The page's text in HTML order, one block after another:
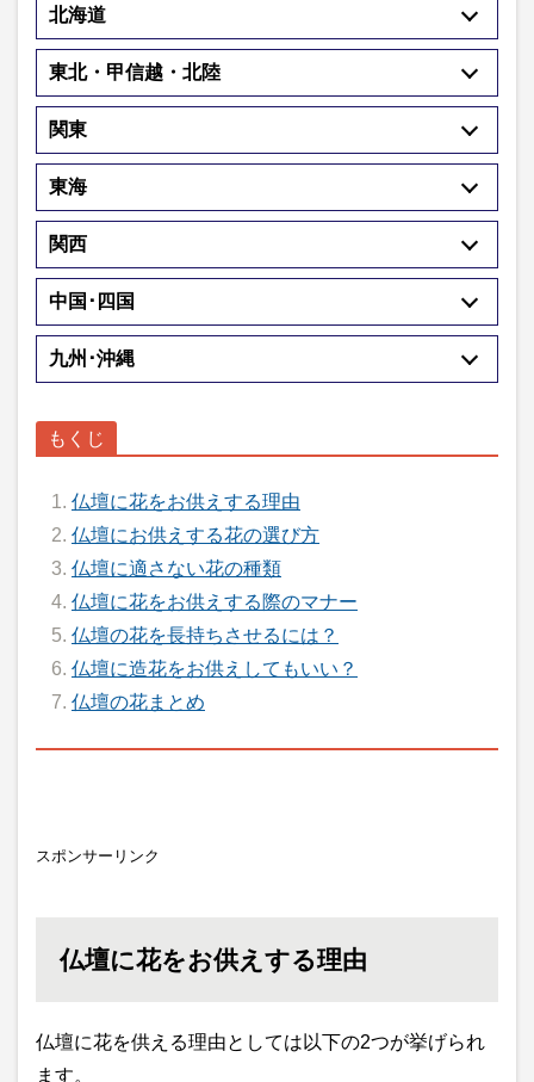
北海道
東北・甲信越・北陸
関東
東海
関西
中国･四国
九州･沖縄
仏壇に花をお供えする理由
仏壇にお供えする花の選び方
仏壇に適さない花の種類
仏壇に花をお供えする際のマナー
仏壇の花を長持ちさせるには？
仏壇に造花をお供えしてもいい？
仏壇の花まとめ
スポンサーリンク
仏壇に花をお供えする理由
仏壇に花を供える理由としては以下の2つが挙げられ
ます。